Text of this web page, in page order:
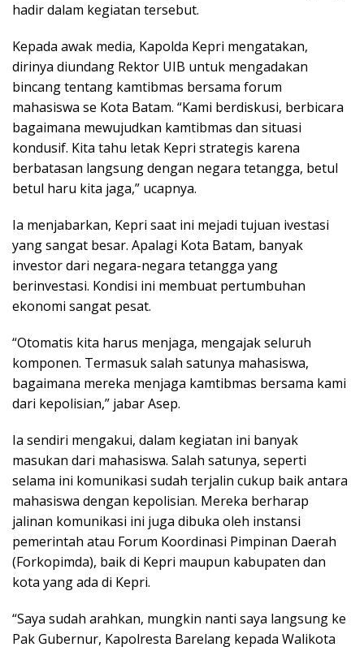
hadir dalam kegiatan tersebut.
Kepada awak media, Kapolda Kepri mengatakan,
dirinya diundang Rektor UIB untuk mengadakan
bincang tentang kamtibmas bersama forum
mahasiswa se Kota Batam. “Kami berdiskusi, berbicara
bagaimana mewujudkan kamtibmas dan situasi
kondusif. Kita tahu letak Kepri strategis karena
berbatasan langsung dengan negara tetangga, betul
betul haru kita jaga,” ucapnya.
Ia menjabarkan, Kepri saat ini mejadi tujuan ivestasi
yang sangat besar. Apalagi Kota Batam, banyak
investor dari negara-negara tetangga yang
berinvestasi. Kondisi ini membuat pertumbuhan
ekonomi sangat pesat.
“Otomatis kita harus menjaga, mengajak seluruh
komponen. Termasuk salah satunya mahasiswa,
bagaimana mereka menjaga kamtibmas bersama kami
dari kepolisian,” jabar Asep.
Ia sendiri mengakui, dalam kegiatan ini banyak
masukan dari mahasiswa. Salah satunya, seperti
selama ini komunikasi sudah terjalin cukup baik antara
mahasiswa dengan kepolisian. Mereka berharap
jalinan komunikasi ini juga dibuka oleh instansi
pemerintah atau Forum Koordinasi Pimpinan Daerah
(Forkopimda), baik di Kepri maupun kabupaten dan
kota yang ada di Kepri.
“Saya sudah arahkan, mungkin nanti saya langsung ke
Pak Gubernur, Kapolresta Barelang kepada Walikota